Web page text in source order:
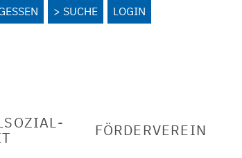
SUCHE LOGIN
FÖRDERVEREIN